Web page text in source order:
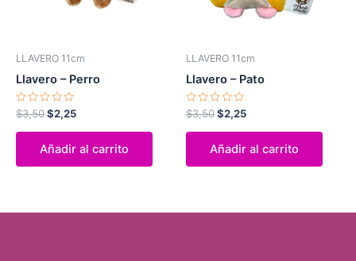
LLAVERO 11cm
Llavero – Perro
Valorado
con
0
$3,50$2,25
Añadir al carrito
LLAVERO 11cm
Llavero – Pato
Valorado
con
0
$3,50$2,25
Añadir al carrito